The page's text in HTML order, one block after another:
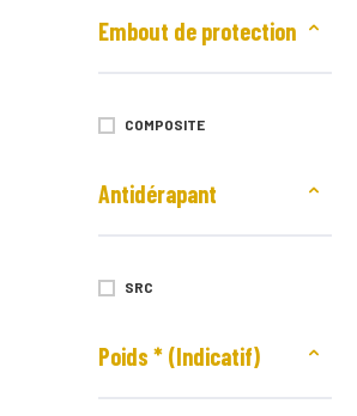
Embout de protection
COMPOSITE
Antidérapant
SRC
Poids * (Indicatif)